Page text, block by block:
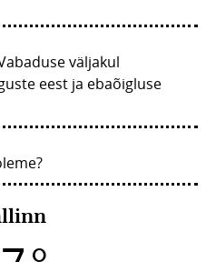
väljakul
eest ja ebaõigluse